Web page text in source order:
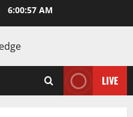
6:00:57 AM
LIVE